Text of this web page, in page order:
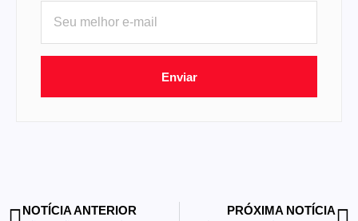
Enviar
NOTÍCIA ANTERIOR PRÓXIMA NOTÍCIA